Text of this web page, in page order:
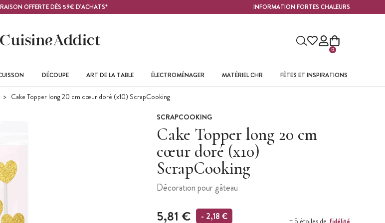
OFFERTE DÈS 59€ D'ACHATS* INFORMATION FORTES CHALEURS
0
DÉCOUPE ART DE LA TABLE ÉLECTROMÉNAGER MATÉRIEL CHR FÊTES ET INSPIRATIONS
Cake Topper long 20 cm cœur doré (x10) ScrapCooking
SCRAPCOOKING
Cake Topper long 20 cm
cœur doré (x10)
ScrapCooking
Décoration pour gâteau
5,81 € - 2,18 €